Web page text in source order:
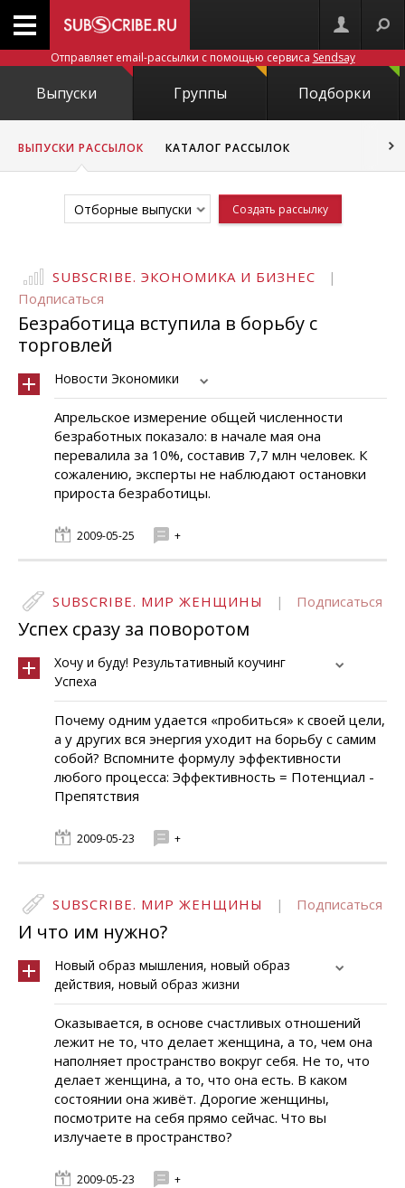
Отправляет email-рассылки с помощью сервиса Sendsay
Выпуски Группы Подборки
ВЫПУСКИ РАССЫЛОК КАТАЛОГ РАССЫЛОК
Отборные выпуски Создать рассылку
SUBSCRIBE. ЭКОНОМИКА И БИЗНЕС
|
Подписаться
Безработица вступила в борьбу с
торговлей
Новости Экономики
Апрельское измерение общей численности
безработных показало: в начале мая она
перевалила за 10%, составив 7,7 млн человек. К
сожалению, эксперты не наблюдают остановки
прироста безработицы.
2009-05-25 +
SUBSCRIBE. МИР ЖЕНЩИНЫ | Подписаться
Успех сразу за поворотом
Хочу и буду! Результативный коучинг
Успеха
Почему одним удается «пробиться» к своей цели,
а у других вся энергия уходит на борьбу с самим
собой? Вспомните формулу эффективности
любого процесса: Эффективность = Потенциал -
Препятствия
2009-05-23 +
SUBSCRIBE. МИР ЖЕНЩИНЫ | Подписаться
И что им нужно?
Новый образ мышления, новый образ
действия, новый образ жизни
Оказывается, в основе счастливых отношений
лежит не то, что делает женщина, а то, чем она
наполняет пространство вокруг себя. Не то, что
делает женщина, а то, что она есть. В каком
состоянии она живёт. Дорогие женщины,
посмотрите на себя прямо сейчас. Что вы
излучаете в пространство?
2009-05-23 +